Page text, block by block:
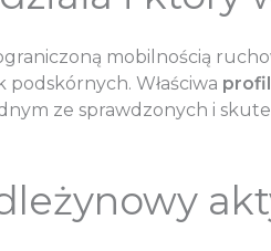
mobilnością
podskórnych. Właściwa
ze sprawdzonych i